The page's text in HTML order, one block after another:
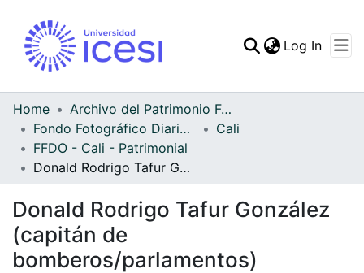
Statistics
Log In
Home
Archivo del Patrimonio Fotográfico y Fílmico del Valle del Cauca
Fondo Fotográfico Diario Occidente
Cali
FFDO - Cali - Patrimonial
Donald Rodrigo Tafur González (capitán de bomberos/parlamentos)
Donald Rodrigo Tafur González
(capitán de
bomberos/parlamentos)